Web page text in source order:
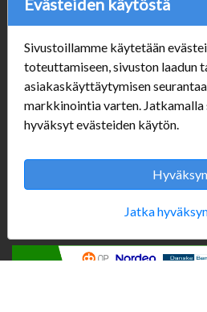
Tilaus- ja
ALE
Aukioloajat:
Sivustoillamme käytetään
toteuttamiseen, sivuston laadun
asiakaskäyttäytymisen
markkinointia varten.
hyväksyt evästeiden käytön.
Hyväksyn
Jatka